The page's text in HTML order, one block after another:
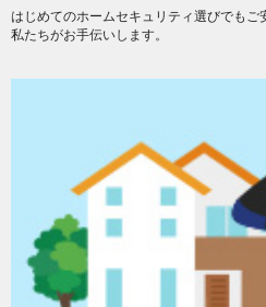
はじめてのホームセキュリティ選びでもご
私たちがお手伝いします。